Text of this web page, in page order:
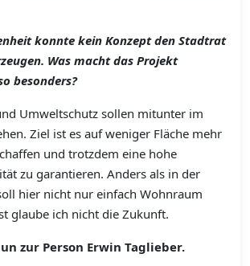
konnte kein Konzept den Stadtrat
Was macht das Projekt
besonders?
Umweltschutz sollen mitunter im
Ziel ist es auf weniger Fläche mehr
und trotzdem eine hohe
zu garantieren. Anders als in der
hier nicht nur einfach Wohnraum
glaube ich nicht die Zukunft.
zur Person Erwin Taglieber.